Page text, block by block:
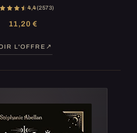
4,4(2 573)
11,20 €
L'OFFRE